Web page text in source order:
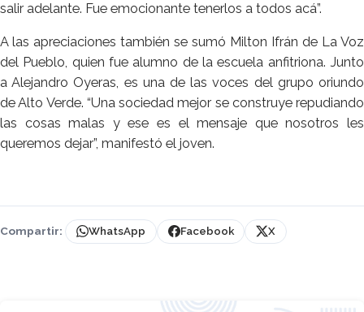
salir adelante. Fue emocionante tenerlos a todos acá”.
A las apreciaciones también se sumó Milton Ifrán de La Voz
del Pueblo, quien fue alumno de la escuela anfitriona. Junto
a Alejandro Oyeras, es una de las voces del grupo oriundo
de Alto Verde. “Una sociedad mejor se construye repudiando
las cosas malas y ese es el mensaje que nosotros les
queremos dejar”, manifestó el joven.
Compartir: WhatsApp Facebook X